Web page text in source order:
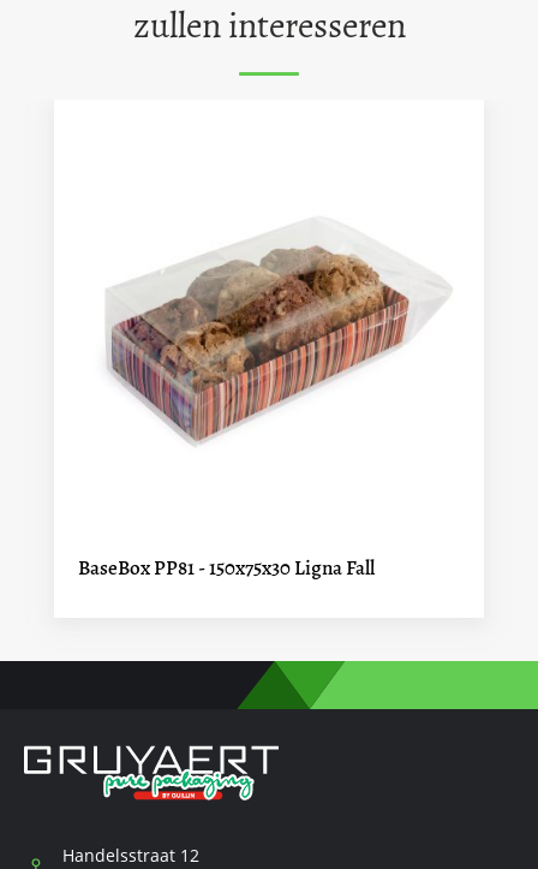
zullen interesseren
BaseBox PP81 - 150x75x30 Ligna Fall
Handelsstraat 12